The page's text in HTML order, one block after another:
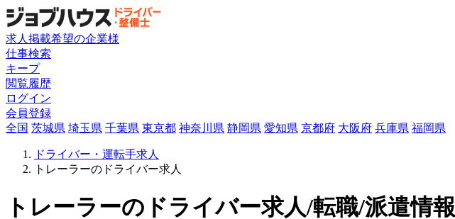
求人掲載希望の企業様
仕事検索
キープ
閲覧履歴
ログイン
会員登録
全国 茨城県 埼玉県 千葉県 東京都 神奈川県 静岡県 愛知県 京都府 大阪府 兵庫県 福岡県
ドライバー・運転手求人
トレーラーのドライバー求人
トレーラーのドライバー求人/転職/派遣情報